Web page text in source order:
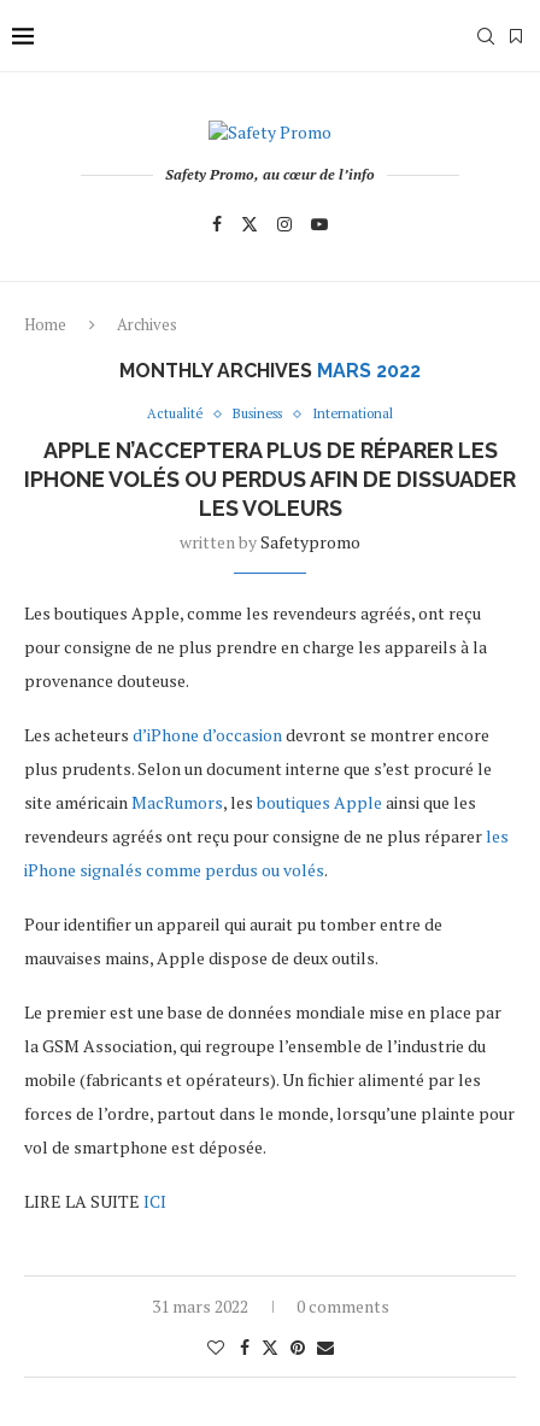
Safety Promo, au cœur de l’info
Home Archives
MONTHLY ARCHIVES MARS 2022
Actualité Business International
APPLE N’ACCEPTERA PLUS DE RÉPARER LES
IPHONE VOLÉS OU PERDUS AFIN DE DISSUADER
LES VOLEURS
written bySafetypromo
Les boutiques Apple, comme les revendeurs agréés, ont reçu
pour consigne de ne plus prendre en charge les appareils à la
provenance douteuse.
Les acheteurs d’iPhone d’occasiondevront se montrer encore
plus prudents. Selon un document interne que s’est procuré le
site américainMacRumors, lesboutiques Apple ainsi que les
revendeurs agréés ont reçu pour consigne de ne plus réparerles
iPhone signalés comme perdus ou volés.
Pour identifier un appareil qui aurait pu tomber entre de
mauvaises mains, Apple dispose de deux outils.
Le premier est une base de données mondiale mise en place par
la GSM Association, qui regroupe l’ensemble de l’industrie du
mobile (fabricants et opérateurs). Un fichier alimenté par les
forces de l’ordre, partout dans le monde, lorsqu’une plainte pour
vol de smartphone est déposée.
LIRE LA SUITE ICI
31 mars 2022 0 comments